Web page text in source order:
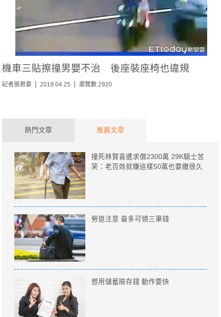
機車三貼擦撞男嬰不治 後座裝座椅也違規
記者張君豪 2019.04.25 瀏覽數:2920
熱門文章 推薦文章
撞死林賢喜遭求償2300萬 29K騎士苦
笑：老百姓就賺這樣50萬也要繳很久
勞退注意 最多可領三筆錢
想用儲蓄險存錢 動作要快